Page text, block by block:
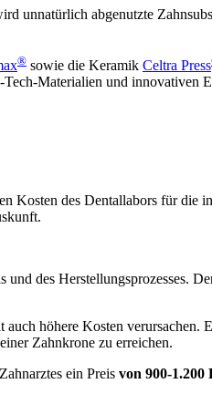
unnatürlich abgenutzte
® sowie die Keramik Celtra Press
Materialien und innovativen
Kosten des Dentallabors für die
des Herstellungsprozesses.
höhere Kosten verursachen.
Zahnkrone zu erreichen.
ein Preis von 900-1.200